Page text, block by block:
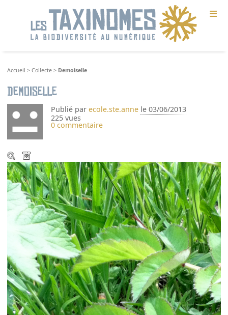
≡
Accueil >Collecte > Demoiselle
Demoiselle
Publié parecole.ste.anne le 03/06/2013
225 vues
0 commentaire